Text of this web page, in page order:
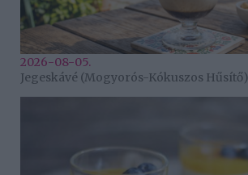
2026-08-05.
Jegeskávé (Mogyorós-Kókuszos Hűsítő)